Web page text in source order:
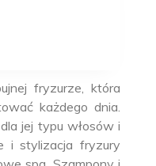
fryzurze, która
każdego dnia.
jej typu włosów i
i stylizacja fryzury